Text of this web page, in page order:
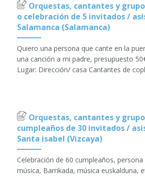
Orquestas, cantantes y
o celebración de 5 invitados /
Salamanca (Salamanca)
Quiero una persona que cante en la
una canción a mi padre, presupuesto
Lugar: Dirección/ casa Cantantes de
Orquestas, cantantes y
cumpleaños de 30 invitados /
Santa isabel (Vizcaya)
Celebración de 60 cumpleaños,
música, Barrikada, música euskalduna,